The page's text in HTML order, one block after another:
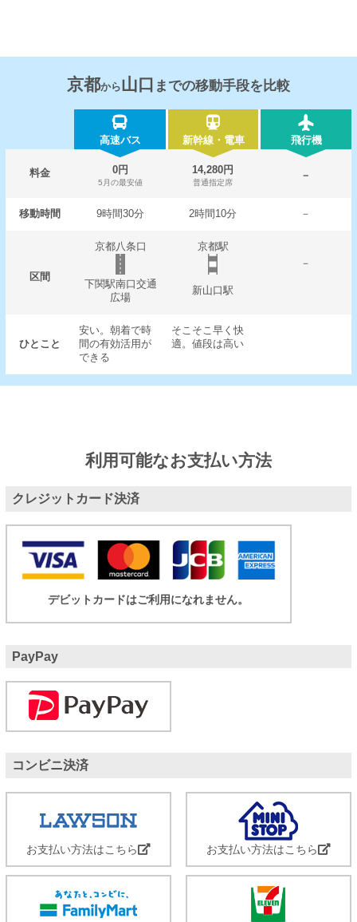
京都から山口 までの移動手段を比較
高速バス 新幹線・電車 飛行機
料金 0円
5月の最安値
14,280円
普通指定席
－
移動時間 9時間30分 2時間10分 －
区間
京都八条口
京都駅
－
下関駅南口交通
広場
新山口駅
ひとこと
安い。朝着で時
間の有効活用が
できる
そこそこ早く快
適。値段は高い
利用可能なお支払い方法
クレジットカード決済
デビットカードはご利用になれません。
PayPay
コンビニ決済
お支払い方法はこちら お支払い方法はこちら